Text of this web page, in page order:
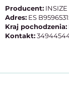
Producent: INSIZE
Adres: ES
Kraj pochodzenia:
Kontakt: